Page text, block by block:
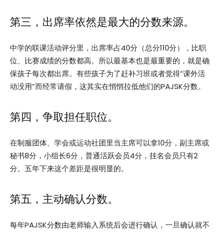
第三，出席率依然是最大的分数来源。
中学的联课活动评分里，出席率占40分（总分110分），比职
位、比赛成绩的分数都高。所以最基本也是最重要的，就是确
保孩子每次都出席。有些孩子为了赶补习班或者觉得”课外活
动没用”而经常请假，这其实在悄悄拉低他们的PAJSK分数。
第四，争取担任职位。
在制服团体、学会或运动社团里当主席可以拿10分，副主席或
秘书8分，小组长6分，普通活跃会员4分，挂名会员只有2
分。五年下来这个差距是很明显的。
第五，主动确认分数。
每年PAJSK分数由老师输入系统后会进行确认，一旦确认就不